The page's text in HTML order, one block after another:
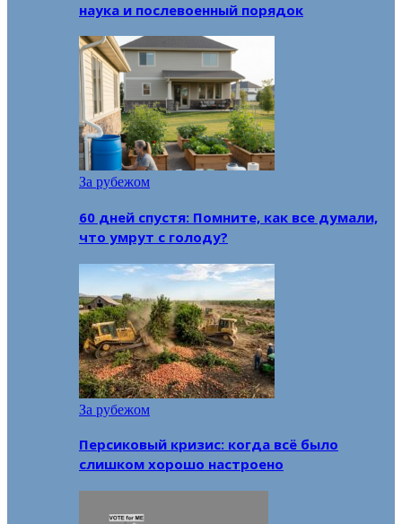
наука и послевоенный порядок
За рубежом
60 дней спустя: Помните, как все думали,
что умрут с голоду?
За рубежом
Персиковый кризис: когда всё было
слишком хорошо настроено